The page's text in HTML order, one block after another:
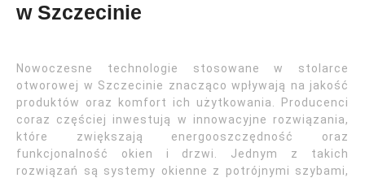
w Szczecinie
Nowoczesne technologie stosowane w stolarce
otworowej w Szczecinie znacząco wpływają na jakość
produktów oraz komfort ich użytkowania. Producenci
coraz częściej inwestują w innowacyjne rozwiązania,
które zwiększają energooszczędność oraz
funkcjonalność okien i drzwi. Jednym z takich
rozwiązań są systemy okienne z potrójnymi szybami,